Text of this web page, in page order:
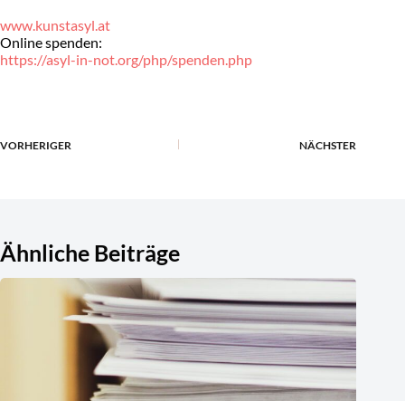
www.kunstasyl.at
Online spenden:
https://asyl-in-not.org/php/spenden.php
VORHERIGER NÄCHSTER
Ähnliche Beiträge